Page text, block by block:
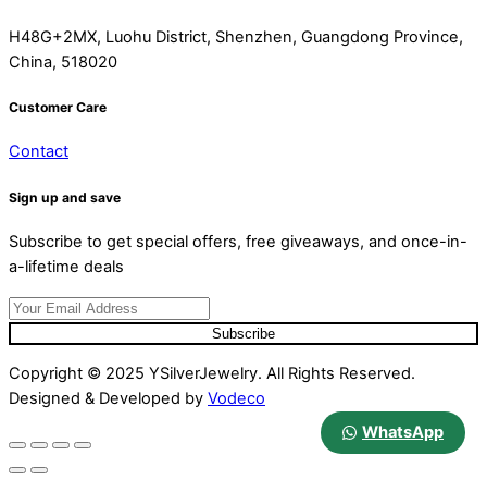
WhatsApp
H48G+2MX, Luohu District, Shenzhen, Guangdong Province,
China, 518020
Customer Care
Contact
Sign up and save
Subscribe to get special offers, free giveaways, and once-in-
a-lifetime deals
Subscribe
Copyright © 2025 YSilverJewelry. All Rights Reserved.
Designed & Developed by Vodeco